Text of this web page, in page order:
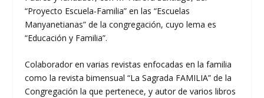
“Proyecto Escuela-Familia” en las “Escuelas
Manyanetianas” de la congregación, cuyo lema es
“Educación y Familia”.
Colaborador en varias revistas enfocadas en la familia
como la revista bimensual “La Sagrada FAMILIA” de la
Congregación la que pertenece, y autor de varios libros